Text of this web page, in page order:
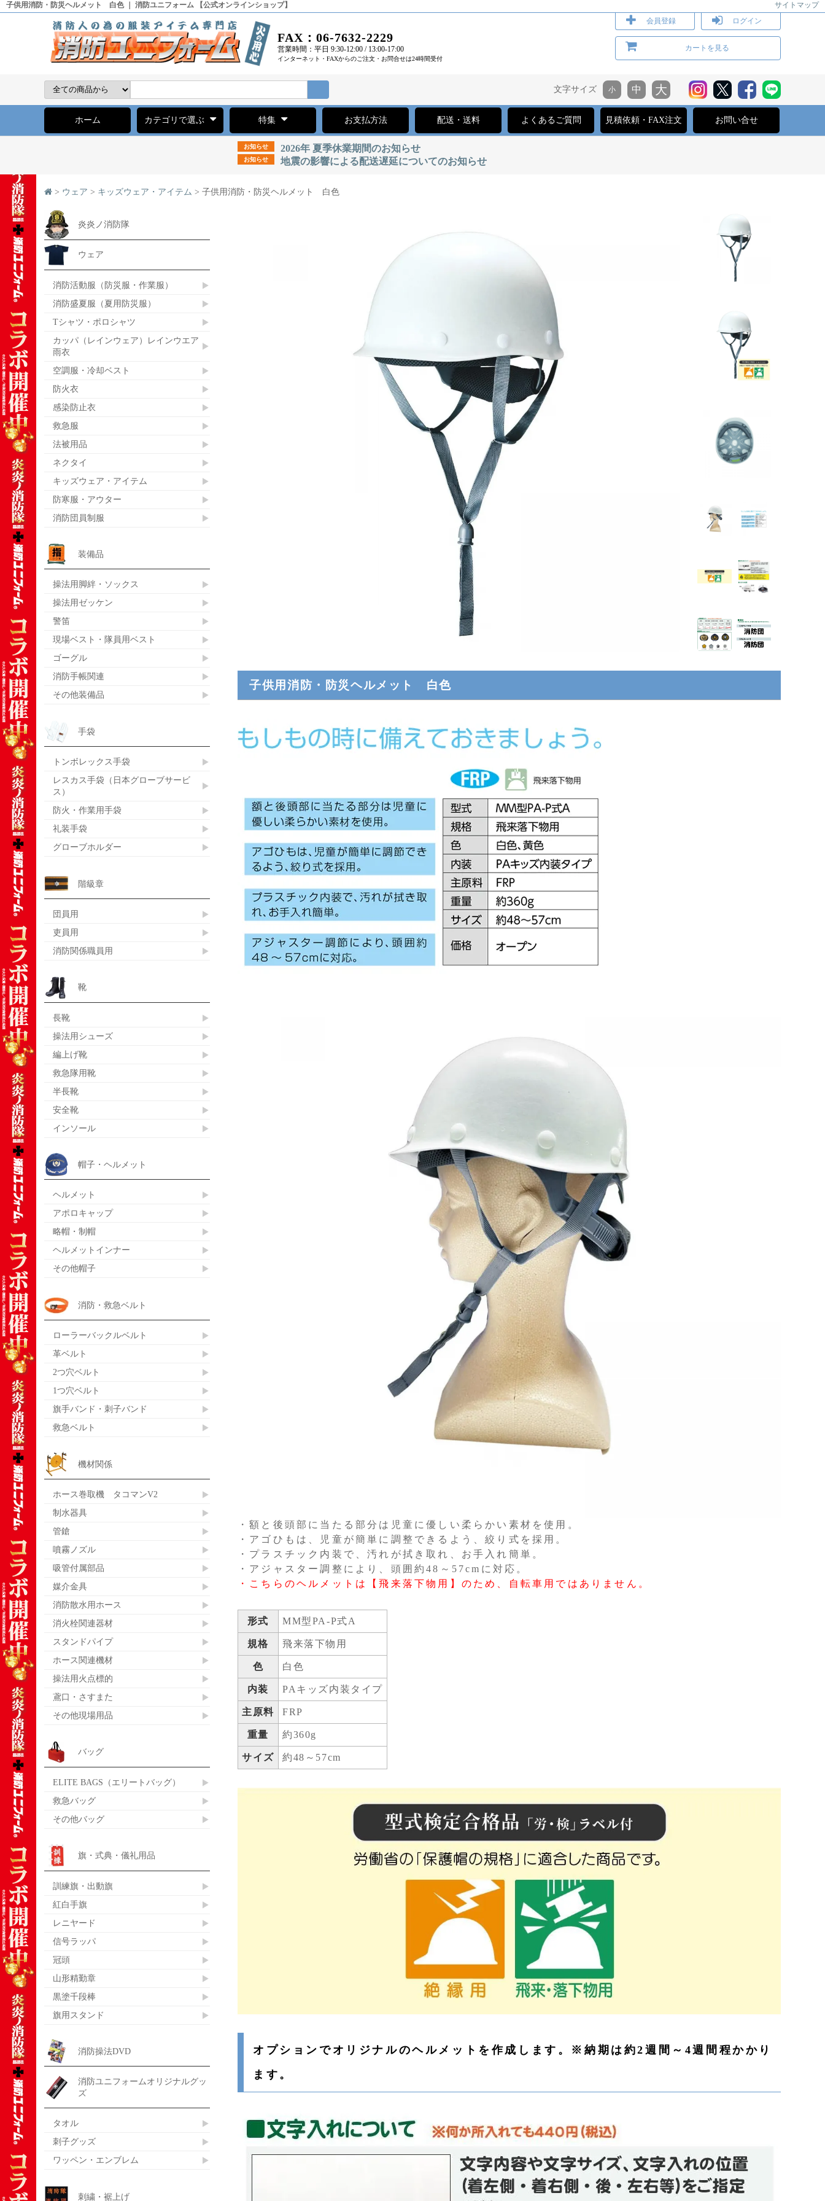
子供用消防・防災ヘルメット 白色 ｜ 消防ユニフォーム 【公式オンラインショップ】 サイトマップ
FAX：06-7632-2229
営業時間：平日 9:30-12:00 / 13:00-17:00
インターネット・FAXからのご注文・お問合せは24時間受付
会員登録 ログイン
カートを見る
文字サイズ
ホーム カテゴリで選ぶ 特集 お支払方法 配送・送料 よくあるご質問 見積依頼・FAX注文 お問い合せ
お知らせ 2026年 夏季休業期間のお知らせ
お知らせ 地震の影響による配送遅延についてのお知らせ
> ウェア > キッズウェア・アイテム > 子供用消防・防災ヘルメット 白色
子供用消防・防災ヘルメット 白色
・額と後頭部に当たる部分は児童に優しい柔らかい素材を使用。
・アゴひもは、児童が簡単に調整できるよう、絞り式を採用。
・プラスチック内装で、汚れが拭き取れ、お手入れ簡単。
・アジャスター調整により、頭囲約48～57cmに対応。
・こちらのヘルメットは【飛来落下物用】のため、自転車用ではありません。
形式 MM型PA-P式A
規格 飛来落下物用
色 白色
内装 PAキッズ内装タイプ
主原料 FRP
重量 約360g
サイズ 約48～57cm
オプションでオリジナルのヘルメットを作成します。※納期は約2週間～4週間程かかり
ます。
炎炎ノ消防隊
ウェア
消防活動服（防災服・作業服）
消防盛夏服（夏用防災服）
Tシャツ・ポロシャツ
カッパ（レインウェア）レインウエア
雨衣
空調服・冷却ベスト
防火衣
感染防止衣
救急服
法被用品
ネクタイ
キッズウェア・アイテム
防寒服・アウター
消防団員制服
装備品
操法用脚絆・ソックス
操法用ゼッケン
警笛
現場ベスト・隊員用ベスト
ゴーグル
消防手帳関連
その他装備品
手袋
トンボレックス手袋
レスカス手袋（日本グローブサービ
ス）
防火・作業用手袋
礼装手袋
グローブホルダー
階級章
団員用
吏員用
消防関係職員用
靴
長靴
操法用シューズ
編上げ靴
救急隊用靴
半長靴
安全靴
インソール
帽子・ヘルメット
ヘルメット
アポロキャップ
略帽・制帽
ヘルメットインナー
その他帽子
消防・救急ベルト
ローラーバックルベルト
革ベルト
2つ穴ベルト
1つ穴ベルト
旗手バンド・刺子バンド
救急ベルト
機材関係
ホース巻取機 タコマンV2
制水器具
管鎗
噴霧ノズル
吸管付属部品
媒介金具
消防散水用ホース
消火栓関連器材
スタンドパイプ
ホース関連機材
操法用火点標的
鳶口・さすまた
その他現場用品
バッグ
ELITE BAGS（エリートバッグ）
救急バッグ
その他バッグ
旗・式典・儀礼用品
訓練旗・出動旗
紅白手旗
レニヤード
信号ラッパ
冠頭
山形精勤章
黒塗千段棒
旗用スタンド
消防操法DVD
消防ユニフォームオリジナルグッ
ズ
タオル
刺子グッズ
ワッペン・エンブレム
刺繍・裾上げ